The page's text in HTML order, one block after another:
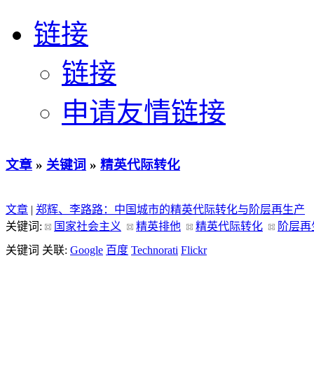
链接
链接
申请友情链接
文章 » 关键词 » 精英代际转化
文章 | 郑辉、李路路：中国城市的精英代际转化与阶层再生产
关键词:
国家社会主义 精英排他 精英代际转化
阶层
关键词 关联: Google 百度 Technorati Flickr